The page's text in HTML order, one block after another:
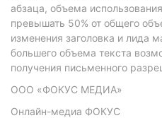
абзаца, объема
превышать 50% от общего
изменения заголовка и лида
большего объема текста
получения письменного
ООО «ФОКУС МЕДИА»
Онлайн-медиа ФОКУС